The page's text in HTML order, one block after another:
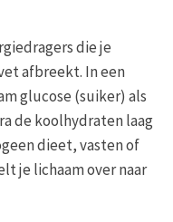
die je
afbreekt. In een
glucose (suiker) als
de koolhydraten laag
dieet, vasten of
je lichaam over naar